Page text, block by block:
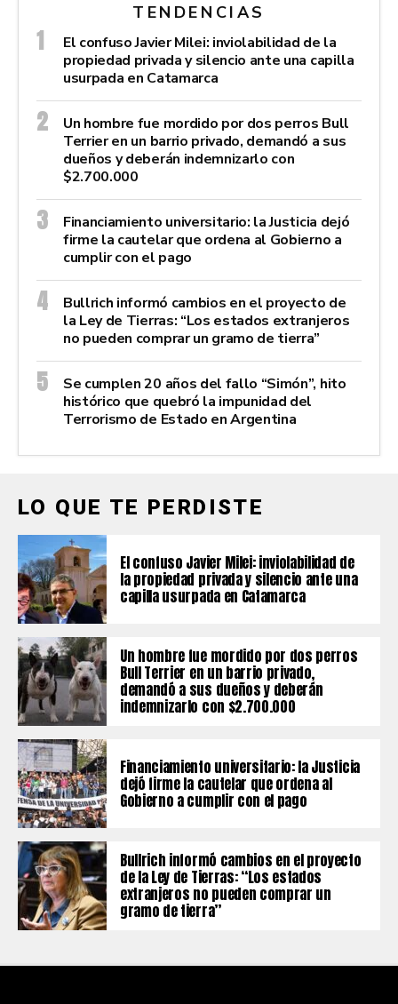
TENDENCIAS
El confuso Javier Milei: inviolabilidad de la
propiedad privada y silencio ante una capilla
usurpada en Catamarca
Un hombre fue mordido por dos perros Bull
Terrier en un barrio privado, demandó a sus
dueños y deberán indemnizarlo con
$2.700.000
Financiamiento universitario: la Justicia dejó
firme la cautelar que ordena al Gobierno a
cumplir con el pago
Bullrich informó cambios en el proyecto de
la Ley de Tierras: “Los estados extranjeros
no pueden comprar un gramo de tierra”
Se cumplen 20 años del fallo “Simón”, hito
histórico que quebró la impunidad del
Terrorismo de Estado en Argentina
LO QUE TE PERDISTE
El confuso Javier Milei: inviolabilidad de
la propiedad privada y silencio ante una
capilla usurpada en Catamarca
Un hombre fue mordido por dos perros
Bull Terrier en un barrio privado,
demandó a sus dueños y deberán
indemnizarlo con $2.700.000
Financiamiento universitario: la Justicia
dejó firme la cautelar que ordena al
Gobierno a cumplir con el pago
Bullrich informó cambios en el proyecto
de la Ley de Tierras: “Los estados
extranjeros no pueden comprar un
gramo de tierra”